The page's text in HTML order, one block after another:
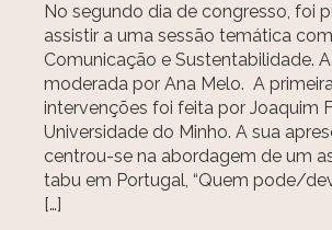
No segundo dia de congresso, foi
assistir a uma sessão temática
Comunicação e Sustentabilidade.
moderada por Ana Melo. A
intervenções foi feita por Joaquim
Universidade do Minho. A sua
centrou-se na abordagem de um
tabu em Portugal, “Quem pode/
[…]